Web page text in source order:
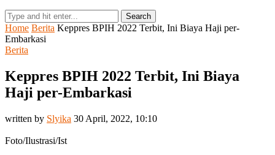
Search
Home Berita Keppres BPIH 2022 Terbit, Ini Biaya Haji per-
Embarkasi
Berita
Keppres BPIH 2022 Terbit, Ini Biaya
Haji per-Embarkasi
written by Slyika 30 April, 2022, 10:10
Foto/Ilustrasi/Ist